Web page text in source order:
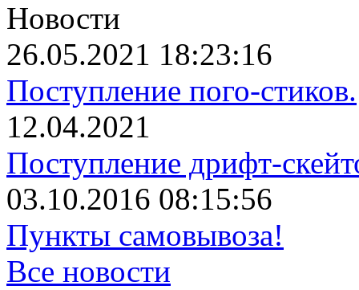
Новости
26.05.2021 18:23:16
Поступление пого-стиков.
12.04.2021
Поступление дрифт-
03.10.2016 08:15:56
Пункты самовывоза!
Все новости